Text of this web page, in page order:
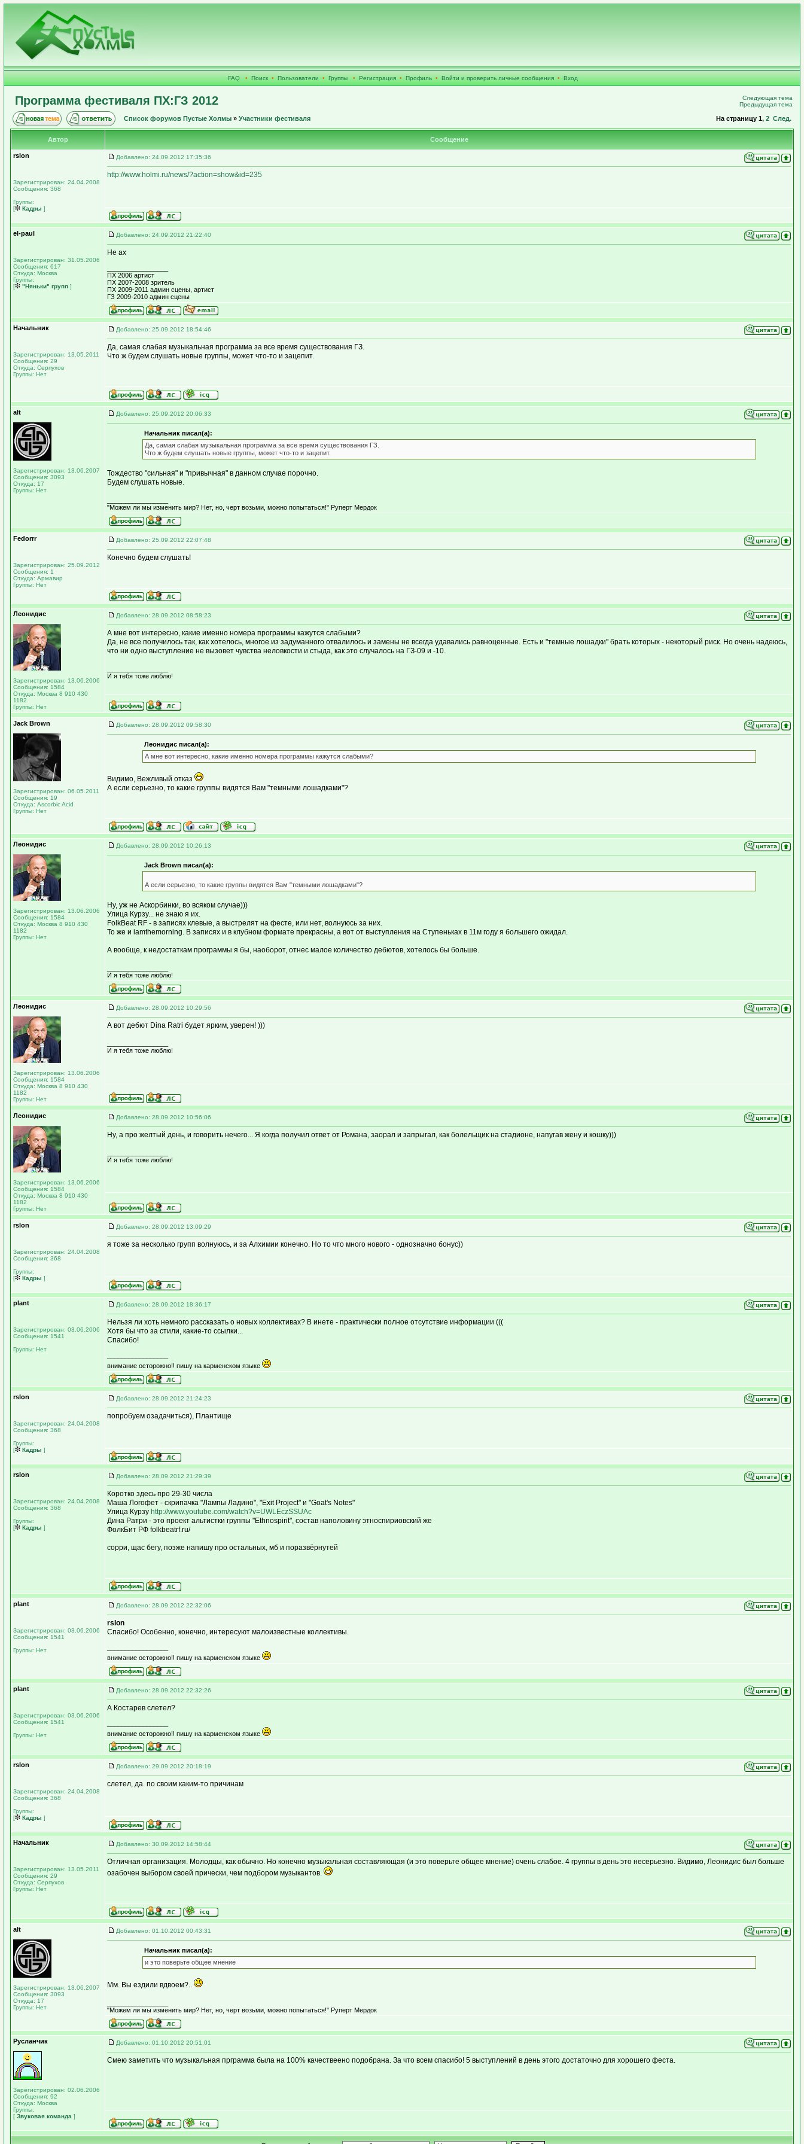
FAQ • Поиск • Пользователи • Группы • Регистрация • Профиль • Войти и проверить личные сообщения • Вход
Программа фестиваля ПХ:ГЗ 2012
Следующая тема
Предыдущая тема
Список форумов Пустые Холмы » Участники фестиваля На страницу 1, 2 След.
Автор Сообщение
rslon
Зарегистрирован: 24.04.2008
Сообщения: 368
Группы:
[
Кадры ]
Добавлено: 24.09.2012 17:35:36
http://www.holmi.ru/news/?action=show&id=235
el-paul
Зарегистрирован: 31.05.2006
Сообщения: 617
Откуда: Москва
Группы:
[
"Няньки" групп ]
Добавлено: 24.09.2012 21:22:40
Не ах
ПХ 2006 артист
ПХ 2007-2008 зритель
ПХ 2009-2011 админ сцены, артист
ГЗ 2009-2010 админ сцены
Начальник
Зарегистрирован: 13.05.2011
Сообщения: 29
Откуда: Серпухов
Группы: Нет
Добавлено: 25.09.2012 18:54:46
Да, самая слабая музыкальная программа за все время существования ГЗ.
Что ж будем слушать новые группы, может что-то и зацепит.
alt
Зарегистрирован: 13.06.2007
Сообщения: 3093
Откуда: 17
Группы: Нет
Добавлено: 25.09.2012 20:06:33
Начальник писал(а):
Да, самая слабая музыкальная программа за все время существования ГЗ.
Что ж будем слушать новые группы, может что-то и зацепит.
Тождество "сильная" и "привычная" в данном случае порочно.
Будем слушать новые.
"Можем ли мы изменить мир? Нет, но, черт возьми, можно попытаться!" Руперт Мердок
Fedorrr
Зарегистрирован: 25.09.2012
Сообщения: 1
Откуда: Армавир
Группы: Нет
Добавлено: 25.09.2012 22:07:48
Конечно будем слушать!
Леонидис
Зарегистрирован: 13.06.2006
Сообщения: 1584
Откуда: Москва 8 910 430
1182
Группы: Нет
Добавлено: 28.09.2012 08:58:23
А мне вот интересно, какие именно номера программы кажутся слабыми?
Да, не все получилось так, как хотелось, многое из задуманного отвалилось и замены не всегда удавались равноценные. Есть и "темные лошадки" брать которых - некоторый риск. Но очень надеюсь,
что ни одно выступление не вызовет чувства неловкости и стыда, как это случалось на ГЗ-09 и -10.
И я тебя тоже люблю!
Jack Brown
Зарегистрирован: 06.05.2011
Сообщения: 19
Откуда: Ascorbic Acid
Группы: Нет
Добавлено: 28.09.2012 09:58:30
Леонидис писал(а):
А мне вот интересно, какие именно номера программы кажутся слабыми?
Видимо, Вежливый отказ
А если серьезно, то какие группы видятся Вам "темными лошадками"?
Леонидис
Зарегистрирован: 13.06.2006
Сообщения: 1584
Откуда: Москва 8 910 430
1182
Группы: Нет
Добавлено: 28.09.2012 10:26:13
Jack Brown писал(а):
А если серьезно, то какие группы видятся Вам "темными лошадками"?
Ну, уж не Аскорбинки, во всяком случае)))
Улица Курзу... не знаю я их.
FolkBeat RF - в записях клевые, а выстрелят на фесте, или нет, волнуюсь за них.
То же и iamthemorning. В записях и в клубном формате прекрасны, а вот от выступления на Ступеньках в 11м году я большего ожидал.
А вообще, к недостаткам программы я бы, наоборот, отнес малое количество дебютов, хотелось бы больше.
И я тебя тоже люблю!
Леонидис
Зарегистрирован: 13.06.2006
Сообщения: 1584
Откуда: Москва 8 910 430
1182
Группы: Нет
Добавлено: 28.09.2012 10:29:56
А вот дебют Dina Ratri будет ярким, уверен! )))
И я тебя тоже люблю!
Леонидис
Зарегистрирован: 13.06.2006
Сообщения: 1584
Откуда: Москва 8 910 430
1182
Группы: Нет
Добавлено: 28.09.2012 10:56:06
Ну, а про желтый день, и говорить нечего... Я когда получил ответ от Романа, заорал и запрыгал, как болельщик на стадионе, напугав жену и кошку)))
И я тебя тоже люблю!
rslon
Зарегистрирован: 24.04.2008
Сообщения: 368
Группы:
[
Кадры ]
Добавлено: 28.09.2012 13:09:29
я тоже за несколько групп волнуюсь, и за Алхимии конечно. Но то что много нового - однозначно бонус))
plant
Зарегистрирован: 03.06.2006
Сообщения: 1541
Группы: Нет
Добавлено: 28.09.2012 18:36:17
Нельзя ли хоть немного рассказать о новых коллективах? В инете - практически полное отсутствие информации (((
Хотя бы что за стили, какие-то ссылки...
Спасибо!
внимание осторожно!! пишу на карменском языке
rslon
Зарегистрирован: 24.04.2008
Сообщения: 368
Группы:
[
Кадры ]
Добавлено: 28.09.2012 21:24:23
попробуем озадачиться), Плантище
rslon
Зарегистрирован: 24.04.2008
Сообщения: 368
Группы:
[
Кадры ]
Добавлено: 28.09.2012 21:29:39
Коротко здесь про 29-30 числа
Маша Логофет - скрипачка "Лампы Ладино", "Exit Project" и "Goat's Notes"
Улица Курзу http://www.youtube.com/watch?v=UWLEczSSUAc
Дина Ратри - это проект альтистки группы "Ethnospirit", состав наполовину этноспириовский же
ФолкБит РФ folkbeatrf.ru/
сорри, щас бегу, позже напишу про остальных, мб и поразвёрнутей
plant
Зарегистрирован: 03.06.2006
Сообщения: 1541
Группы: Нет
Добавлено: 28.09.2012 22:32:06
rslon
Спасибо! Особенно, конечно, интересуют малоизвестные коллективы.
внимание осторожно!! пишу на карменском языке
plant
Зарегистрирован: 03.06.2006
Сообщения: 1541
Группы: Нет
Добавлено: 28.09.2012 22:32:26
А Костарев слетел?
внимание осторожно!! пишу на карменском языке
rslon
Зарегистрирован: 24.04.2008
Сообщения: 368
Группы:
[
Кадры ]
Добавлено: 29.09.2012 20:18:19
слетел, да. по своим каким-то причинам
Начальник
Зарегистрирован: 13.05.2011
Сообщения: 29
Откуда: Серпухов
Группы: Нет
Добавлено: 30.09.2012 14:58:44
Отличная организация. Молодцы, как обычно. Но конечно музыкальная составляющая (и это поверьте общее мнение) очень слабое. 4 группы в день это несерьезно. Видимо, Леонидис был больше
озабочен выбором своей прически, чем подбором музыкантов.
alt
Зарегистрирован: 13.06.2007
Сообщения: 3093
Откуда: 17
Группы: Нет
Добавлено: 01.10.2012 00:43:31
Начальник писал(а):
и это поверьте общее мнение
Мм. Вы ездили вдвоем?..
"Можем ли мы изменить мир? Нет, но, черт возьми, можно попытаться!" Руперт Мердок
Русланчик
Зарегистрирован: 02.06.2006
Сообщения: 92
Откуда: Москва
Группы:
[ Звуковая команда ]
Добавлено: 01.10.2012 20:51:01
Смею заметить что музыкальная прграмма была на 100% качествеено подобрана. За что всем спасибо! 5 выступлений в день этого достаточно для хорошего феста.